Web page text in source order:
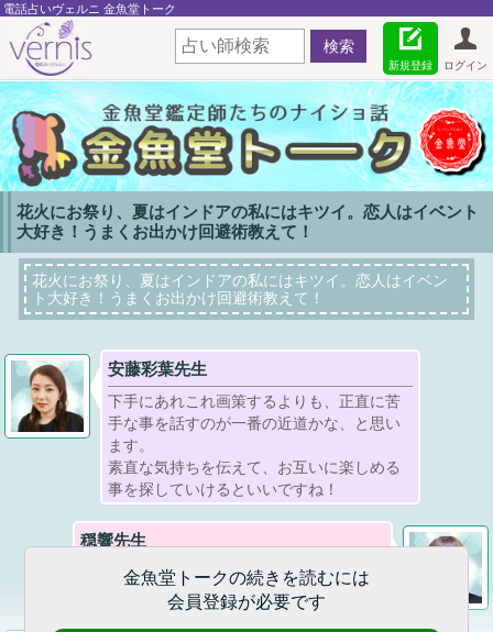
電話占いヴェルニ 金魚堂トーク
ログイン
新規登録
花火にお祭り、夏はインドアの私にはキツイ。恋人はイベント
大好き！うまくお出かけ回避術教えて！
花火にお祭り、夏はインドアの私にはキツイ。恋人はイベン
ト大好き！うまくお出かけ回避術教えて！
安藤彩葉先生
下手にあれこれ画策するよりも、正直に苦
手な事を話すのが一番の近道かな、と思い
ます。
素直な気持ちを伝えて、お互いに楽しめる
事を探していけるといいですね！
穏響先生
金魚堂トークの続きを読むには
会員登録が必要です